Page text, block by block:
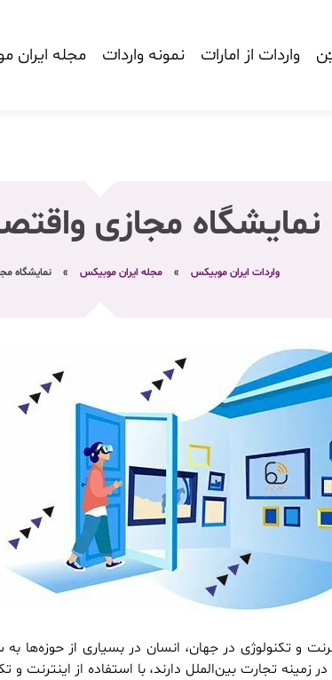
واردات از امارات نمونه واردات مجله ایران
نمایشگاه مجازی
واردات ایران موبیکس » مجله ایران موبیکس » نمایشگاه
و تکنولوژی در جهان، انسان در بسیاری از
زمینه تجارت بین‌الملل دارند، با استفاده از اینترنت و